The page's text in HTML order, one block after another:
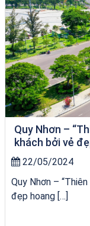
Quy Nhơn –
khách bởi vẻ
22/05/2024
Quy Nhơn –
đẹp hoang […]